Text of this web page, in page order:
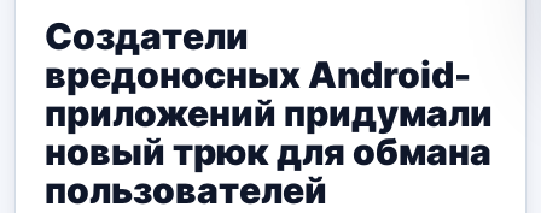
Создатели
вредоносных Android-
приложений придумали
новый трюк для обмана
пользователей